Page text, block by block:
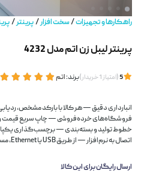
راهکارها و تجهیزات/سخت افزار/پرینتر/
پرینتر لیبل زن اتم مدل 4232
(امتیاز1خریدار)برند:اتم
انبارداری دقیق — هر کالا با بارکد مشخص،
فروشگاه‌های خرده‌فروشی — چاپ سریع
خطوط تولید و بسته‌بندی — برچسب‌گذاری
اتصال به نرم‌افزار — از طریق USB یا Ethernet، مستقیم به سیستم مدیریت کالا وصل می‌شود
ارسال رایگان برای این کالا